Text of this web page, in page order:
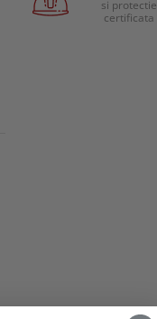
si protectie
certificata